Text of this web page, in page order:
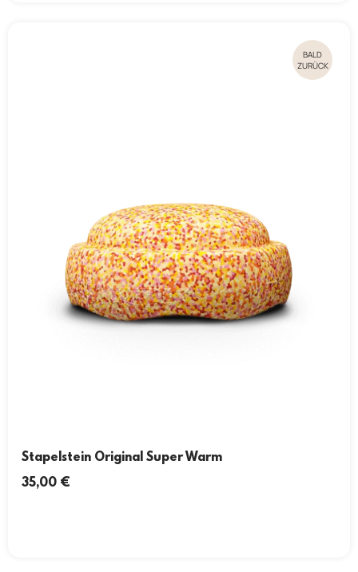
Stapelstein Original Super Warm
BALD
ZURÜCK
35,00 €